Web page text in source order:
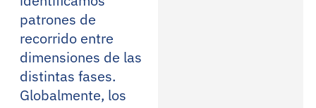
patrones de
recorrido entre
dimensiones de las
distintas fases.
Globalmente, los